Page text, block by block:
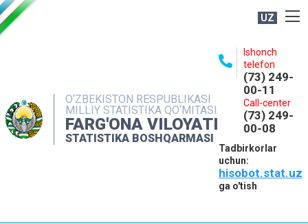
UZ
O‘ZBEKISTON RESPUBLIKASI
MILLIY STATISTIKA QO‘MITASI
FARG'ONA VILOYATI
STATISTIKA BOSHQARMASI
Ishonch
telefon
(73) 249-
00-11
Call-center
(73) 249-
00-08
Tadbirkorlar
uchun:
hisobot.stat.uz
ga o'tish
NASHRLAR
INTERAKTIV XIZMATLAR
MATBUOT XIZMATI